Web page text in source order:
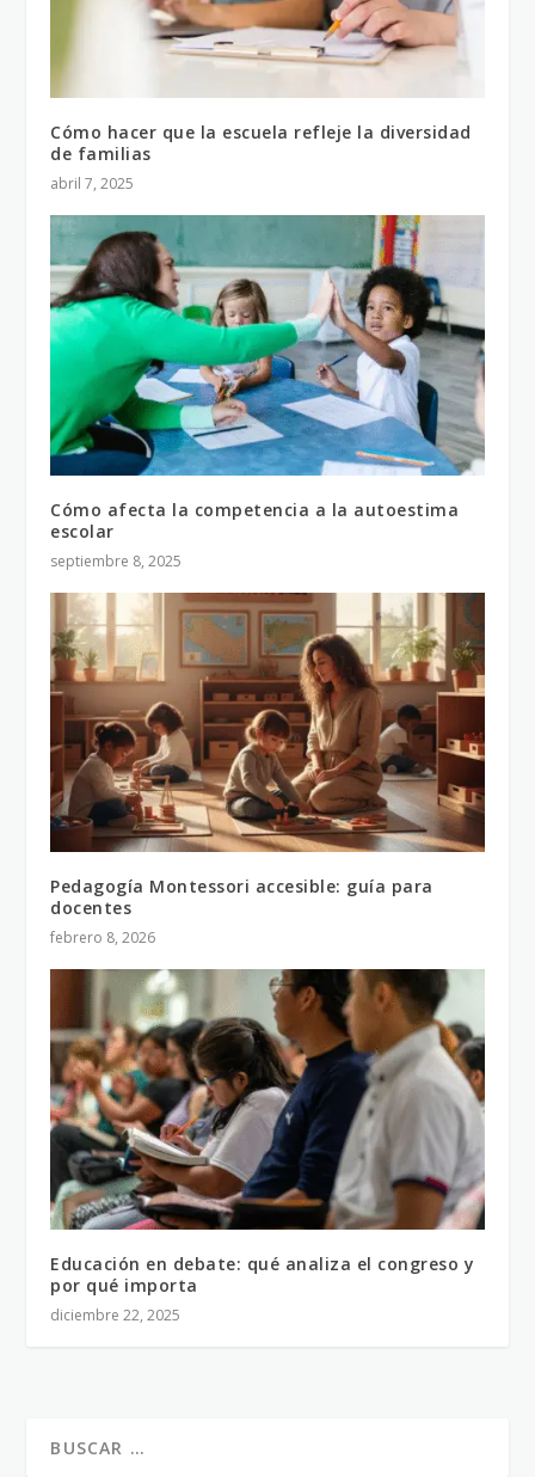
Cómo hacer que la escuela refleje la diversidad
de familias
abril 7, 2025
Cómo afecta la competencia a la autoestima
escolar
septiembre 8, 2025
Pedagogía Montessori accesible: guía para
docentes
febrero 8, 2026
Educación en debate: qué analiza el congreso y
por qué importa
diciembre 22, 2025